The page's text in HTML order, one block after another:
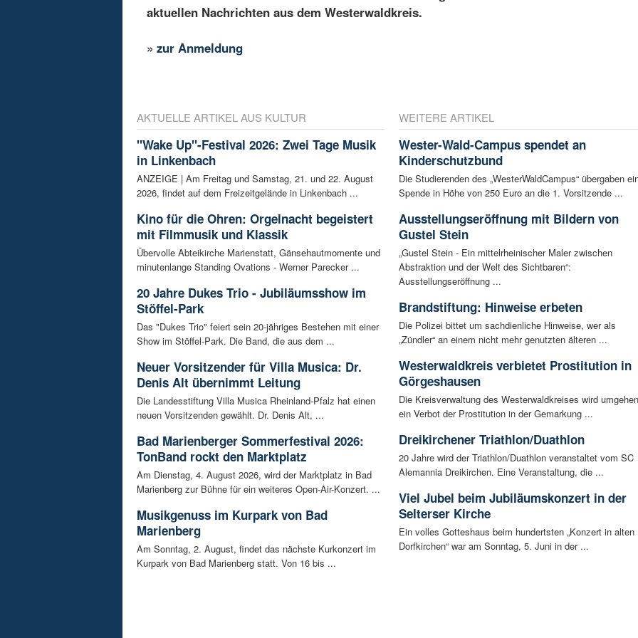
aktuellen Nachrichten aus dem Westerwaldkreis.
»zur Anmeldung
AKTUELLE ARTIKEL AUS KULTUR
"Wake Up"-Festival 2026: Zwei Tage Musik
in Linkenbach
ANZEIGE | Am Freitag und Samstag, 21. und 22. August
2026, findet auf dem Freizeitgelände in Linkenbach ...
Kino für die Ohren: Orgelnacht begeistert
mit Filmmusik und Klassik
Übervolle Abteikirche Marienstatt, Gänsehautmomente und
minutenlange Standing Ovations - Werner Parecker ...
20 Jahre Dukes Trio - Jubiläumsshow im
Stöffel-Park
Das "Dukes Trio" feiert sein 20-jähriges Bestehen mit einer
Show im Stöffel-Park. Die Band, die aus dem ...
Neuer Vorsitzender für Villa Musica: Dr.
Denis Alt übernimmt Leitung
Die Landesstiftung Villa Musica Rheinland-Pfalz hat einen
neuen Vorsitzenden gewählt. Dr. Denis Alt, ...
Bad Marienberger Sommerfestival 2026:
TonBand rockt den Marktplatz
Am Dienstag, 4. August 2026, wird der Marktplatz in Bad
Marienberg zur Bühne für ein weiteres Open-Air-Konzert. ...
Musikgenuss im Kurpark von Bad
Marienberg
Am Sonntag, 2. August, findet das nächste Kurkonzert im
Kurpark von Bad Marienberg statt. Von 16 bis ...
WEITERE ARTIKEL
Wester-Wald-Campus spendet an
Kinderschutzbund
Die Studierenden des „WesterWaldCampus“ übergaben
Spende in Höhe von 250 Euro an die 1. Vorsitzende ...
Ausstellungseröffnung mit Bildern von
Gustel Stein
„Gustel Stein - Ein mittelrheinischer Maler zwischen
Abstraktion und der Welt des Sichtbaren“:
Ausstellungseröffnung ...
Brandstiftung: Hinweise erbeten
Die Polizei bittet um sachdienliche Hinweise, wer als
„Zündler“ an einem nicht mehr genutzten älteren ...
Westerwaldkreis verbietet Prostitution in
Görgeshausen
Die Kreisverwaltung des Westerwaldkreises wird
ein Verbot der Prostitution in der Gemarkung ...
Dreikirchener Triathlon/Duathlon
20 Jahre wird der Triathlon/Duathlon veranstaltet vom SC
Alemannia Dreikirchen. Eine Veranstaltung, die ...
Viel Jubel beim Jubiläumskonzert in der
Selterser Kirche
Ein volles Gotteshaus beim hundertsten „Konzert in alten
Dorfkirchen“ war am Sonntag, 5. Juni in der ...